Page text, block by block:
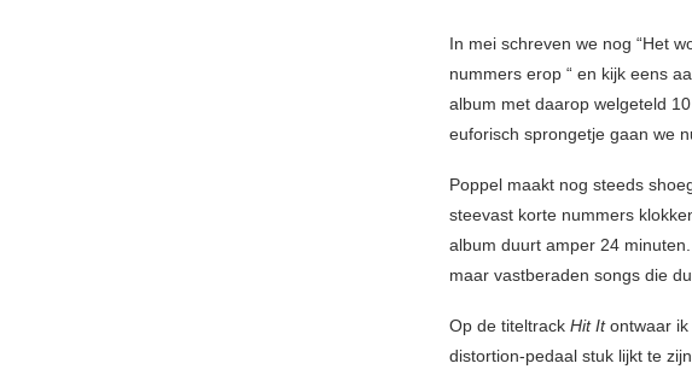
In mei schreven we nog “Het
nummers erop “ en kijk eens
album met daarop welgeteld
euforisch sprongetje gaan we
Poppel maakt nog steeds
steevast korte nummers
album duurt amper 24
maar vastberaden songs die
Op de titeltrack Hit Itontwaar
distortion-pedaal stuk lijkt te